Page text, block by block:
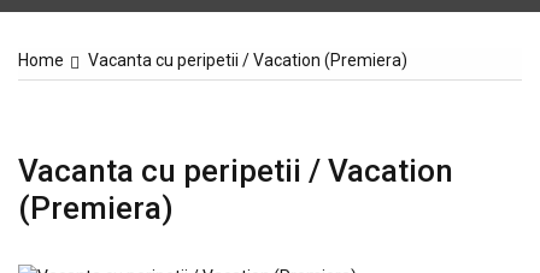
Home Vacanta cu peripetii / Vacation (Premiera)
Vacanta cu peripetii / Vacation
(Premiera)